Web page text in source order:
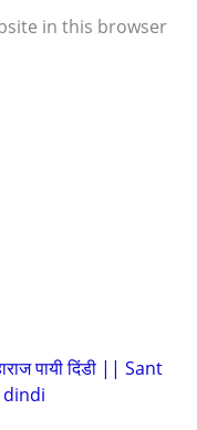
in this browser
पायी दिंडी || Sant